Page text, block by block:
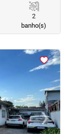
2
banho(s)
›Next